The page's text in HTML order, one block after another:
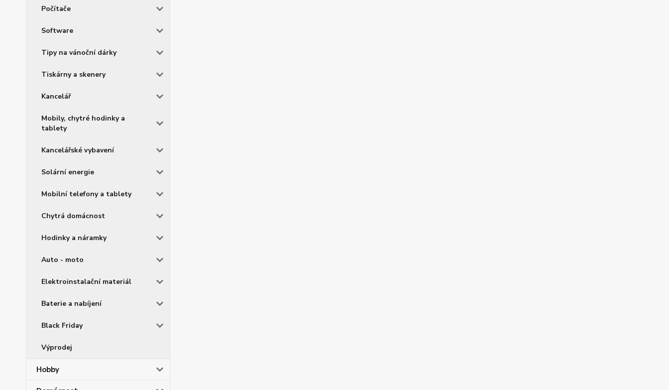
Počítače
Software
Tipy na vánoční dárky
Tiskárny a skenery
Kancelář
Mobily, chytré hodinky a
tablety
Kancelářské vybavení
Solární energie
Mobilní telefony a tablety
Chytrá domácnost
Hodinky a náramky
Auto - moto
Elektroinstalační materiál
Baterie a nabíjení
Black Friday
Výprodej
Hobby